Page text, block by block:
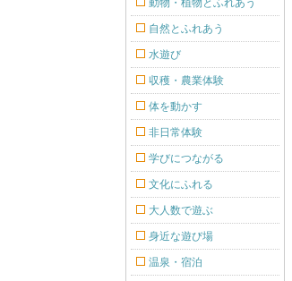
動物・植物とふれあう
自然とふれあう
水遊び
収穫・農業体験
体を動かす
非日常体験
学びにつながる
文化にふれる
大人数で遊ぶ
身近な遊び場
温泉・宿泊